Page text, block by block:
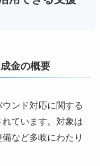
金の概要
ンド対応に関する
ています。対象は
など多岐にわたり